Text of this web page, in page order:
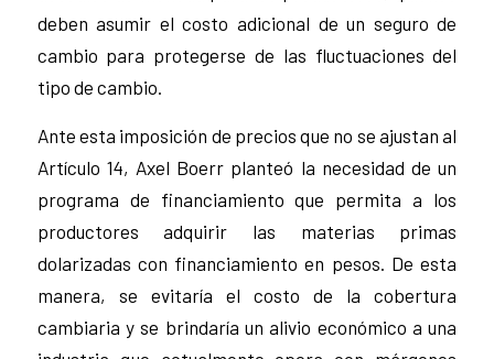
deben asumir el costo adicional de un seguro de
cambio para protegerse de las fluctuaciones del
tipo de cambio.
Ante esta imposición de precios que no se ajustan al
Artículo 14, Axel Boerr planteó la necesidad de un
programa de financiamiento que permita a los
productores adquirir las materias primas
dolarizadas con financiamiento en pesos. De esta
manera, se evitaría el costo de la cobertura
cambiaria y se brindaría un alivio económico a una